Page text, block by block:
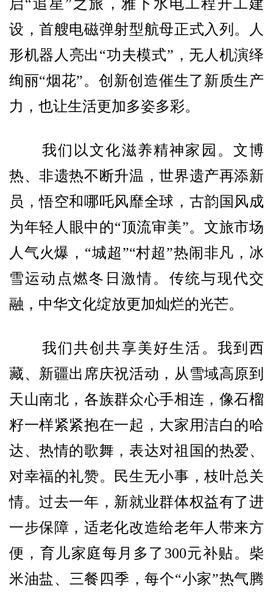
启“追星”之旅，雅下水电工程开工建
设，首艘电磁弹射型航母正式入列。人
形机器人亮出“功夫模式”，无人机演绎
绚丽“烟花”。创新创造催生了新质生产
力，也让生活更加多姿多彩。
我们以文化滋养精神家园。文博
热、非遗热不断升温，世界遗产再添新
员，悟空和哪吒风靡全球，古韵国风成
为年轻人眼中的“顶流审美”。文旅市场
人气火爆，“城超”“村超”热闹非凡，冰
雪运动点燃冬日激情。传统与现代交
融，中华文化绽放更加灿烂的光芒。
我们共创共享美好生活。我到西
藏、新疆出席庆祝活动，从雪域高原到
天山南北，各族群众心手相连，像石榴
籽一样紧紧抱在一起，大家用洁白的哈
达、热情的歌舞，表达对祖国的热爱、
对幸福的礼赞。民生无小事，枝叶总关
情。过去一年，新就业群体权益有了进
一步保障，适老化改造给老年人带来方
便，育儿家庭每月多了300元补贴。柴
米油盐、三餐四季，每个“小家”热气腾